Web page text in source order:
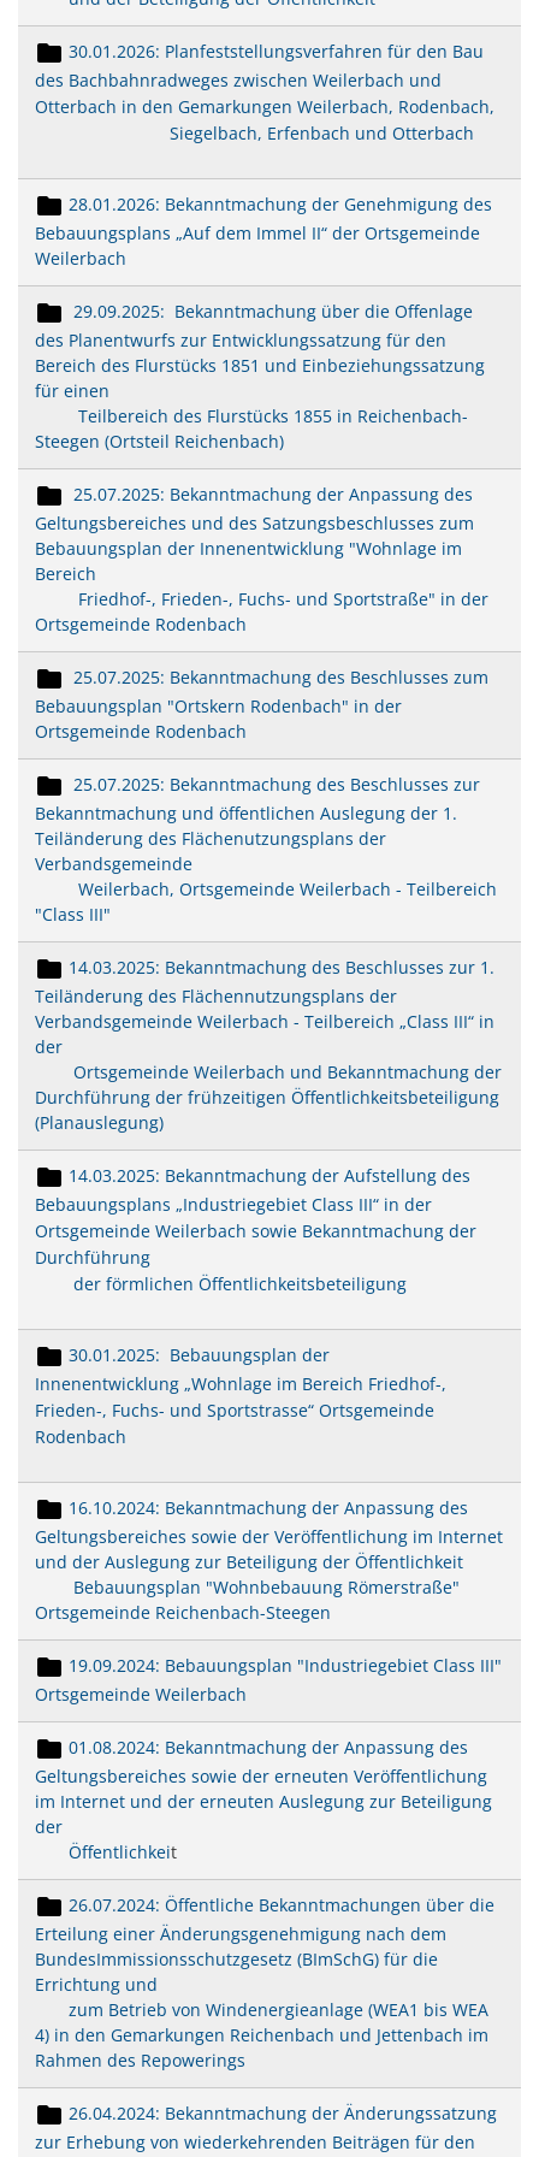
30.01.2026: Planfeststellungsverfahren für den Bau
des Bachbahnradweges zwischen Weilerbach und
Otterbach in den Gemarkungen Weilerbach, Rodenbach,
Siegelbach, Erfenbach und Otterbach
28.01.2026: Bekanntmachung der Genehmigung des
Bebauungsplans „Auf dem Immel II“ der Ortsgemeinde
Weilerbach
29.09.2025: Bekanntmachung über die Offenlage
des Planentwurfs zur Entwicklungssatzung für den
Bereich des Flurstücks 1851 und Einbeziehungssatzung
für einen
Teilbereich des Flurstücks 1855 in Reichenbach-
Steegen (Ortsteil Reichenbach)
25.07.2025: Bekanntmachung der Anpassung des
Geltungsbereiches und des Satzungsbeschlusses zum
Bebauungsplan der Innenentwicklung "Wohnlage im
Bereich
Friedhof-, Frieden-, Fuchs- und Sportstraße" in der
Ortsgemeinde Rodenbach
25.07.2025: Bekanntmachung des Beschlusses zum
Bebauungsplan "Ortskern Rodenbach" in der
Ortsgemeinde Rodenbach
25.07.2025: Bekanntmachung des Beschlusses zur
Bekanntmachung und öffentlichen Auslegung der 1.
Teiländerung des Flächenutzungsplans der
Verbandsgemeinde
Weilerbach, Ortsgemeinde Weilerbach - Teilbereich
"Class III"
14.03.2025: Bekanntmachung des Beschlusses zur 1.
Teiländerung des Flächennutzungsplans der
Verbandsgemeinde Weilerbach - Teilbereich „Class III“ in
der
Ortsgemeinde Weilerbach und Bekanntmachung der
Durchführung der frühzeitigen Öffentlichkeitsbeteiligung
(Planauslegung)
14.03.2025: Bekanntmachung der Aufstellung des
Bebauungsplans „Industriegebiet Class III“ in der
Ortsgemeinde Weilerbach sowie Bekanntmachung der
Durchführung
der förmlichen Öffentlichkeitsbeteiligung
30.01.2025: Bebauungsplan der
Innenentwicklung „Wohnlage im Bereich Friedhof-,
Frieden-, Fuchs- und Sportstrasse“ Ortsgemeinde
Rodenbach
16.10.2024: Bekanntmachung der Anpassung des
Geltungsbereiches sowie der Veröffentlichung im Internet
und der Auslegung zur Beteiligung der Öffentlichkeit
Bebauungsplan "Wohnbebauung Römerstraße"
Ortsgemeinde Reichenbach-Steegen
19.09.2024: Bebauungsplan "Industriegebiet Class III"
Ortsgemeinde Weilerbach
01.08.2024: Bekanntmachung der Anpassung des
Geltungsbereiches sowie der erneuten Veröffentlichung
im Internet und der erneuten Auslegung zur Beteiligung
der
Öffentlichkeit
26.07.2024: Öffentliche Bekanntmachungen über die
Erteilung einer Änderungsgenehmigung nach dem
BundesImmissionsschutzgesetz (BImSchG) für die
Errichtung und
zum Betrieb von Windenergieanlage (WEA1 bis WEA
4) in den Gemarkungen Reichenbach und Jettenbach im
Rahmen des Repowerings
26.04.2024: Bekanntmachung der Änderungssatzung
zur Erhebung von wiederkehrenden Beiträgen für den